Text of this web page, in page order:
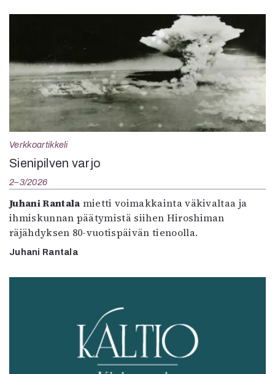
Verkkoartikkeli
Sienipilven varjo
2–3/2026
Juhani Rantala mietti voimakkainta väkivaltaa ja
ihmiskunnan päätymistä siihen Hiroshiman
räjähdyksen 80-vuotispäivän tienoolla.
Juhani Rantala